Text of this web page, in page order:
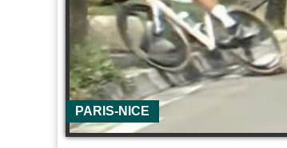
PARIS-NICE